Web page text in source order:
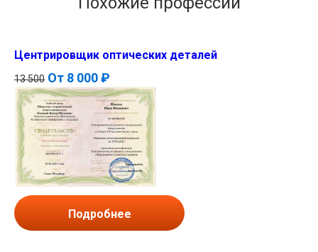
Центрировщик оптических деталей
13 500 От 8 000 ₽
Подробнее